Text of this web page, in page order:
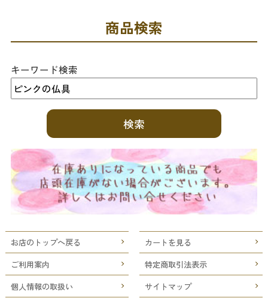
商品検索
キーワード検索
お店のトップへ戻る
カートを見る
ご利用案内
特定商取引法表示
個人情報の取扱い
サイトマップ